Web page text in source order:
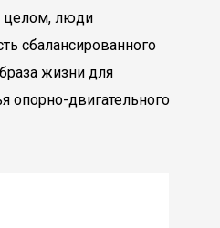
целом, люди
сбалансированного
жизни для
опорно-двигательного